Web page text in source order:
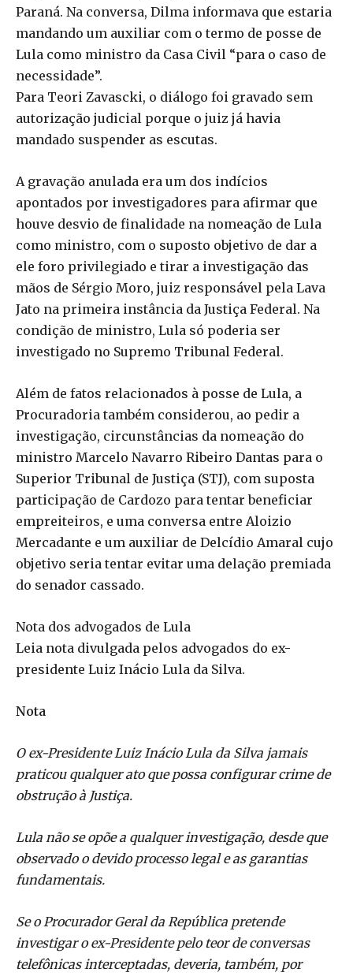
Paraná. Na conversa, Dilma informava que estaria
mandando um auxiliar com o termo de posse de
Lula como ministro da Casa Civil “para o caso de
necessidade”.
Para Teori Zavascki, o diálogo foi gravado sem
autorização judicial porque o juiz já havia
mandado suspender as escutas.
A gravação anulada era um dos indícios
apontados por investigadores para afirmar que
houve desvio de finalidade na nomeação de Lula
como ministro, com o suposto objetivo de dar a
ele foro privilegiado e tirar a investigação das
mãos de Sérgio Moro, juiz responsável pela Lava
Jato na primeira instância da Justiça Federal. Na
condição de ministro, Lula só poderia ser
investigado no Supremo Tribunal Federal.
Além de fatos relacionados à posse de Lula, a
Procuradoria também considerou, ao pedir a
investigação, circunstâncias da nomeação do
ministro Marcelo Navarro Ribeiro Dantas para o
Superior Tribunal de Justiça (STJ), com suposta
participação de Cardozo para tentar beneficiar
empreiteiros, e uma conversa entre Aloizio
Mercadante e um auxiliar de Delcídio Amaral cujo
objetivo seria tentar evitar uma delação premiada
do senador cassado.
Nota dos advogados de Lula
Leia nota divulgada pelos advogados do ex-
presidente Luiz Inácio Lula da Silva.
Nota
O ex-Presidente Luiz Inácio Lula da Silva jamais
praticou qualquer ato que possa configurar crime de
obstrução à Justiça.
Lula não se opõe a qualquer investigação, desde que
observado o devido processo legal e as garantias
fundamentais.
Se o Procurador Geral da República pretende
investigar o ex-Presidente pelo teor de conversas
telefônicas interceptadas, deveria, também, por